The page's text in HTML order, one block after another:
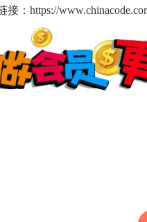
接：https://